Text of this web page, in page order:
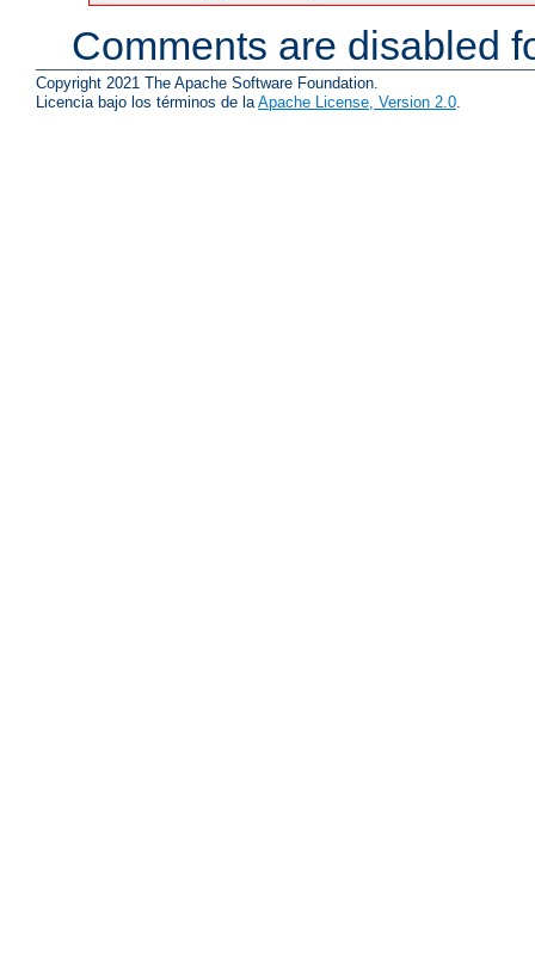
Comments are disabled
Copyright 2021 The Apache Software Foundation.
Licencia bajo los términos de la Apache License, Version 2.0